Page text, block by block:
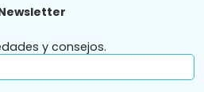
y consejos.